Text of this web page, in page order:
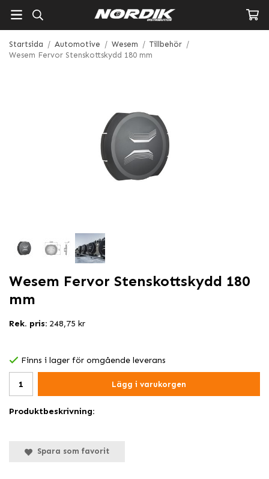
Startsida / Automotive / Wesem / Tillbehör /
Wesem Fervor Stenskottskydd 180 mm
Wesem Fervor Stenskottskydd 180
mm
Rek. pris: 248,75 kr
Finns i lager för omgående leverans
Lägg i varukorgen
Produktbeskrivning:
Spara som favorit